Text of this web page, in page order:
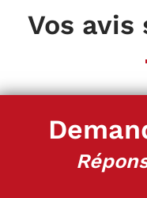
Vos avis